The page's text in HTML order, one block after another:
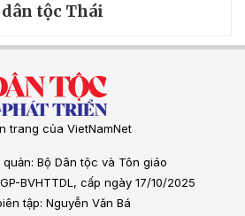
tộc Thái
trang của VietNamNet
Bộ Dân tộc và Tôn giáo
BVHTTDL, cấp ngày 17/10/2025
tập: Nguyễn Văn Bá